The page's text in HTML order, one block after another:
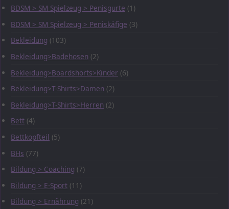
BDSM > SM Spielzeug > Penisgurte (1)
BDSM > SM Spielzeug > Peniskäfige (3)
Bekleidung (103)
Bekleidung>Badehosen (2)
Bekleidung>Boardshorts>Kinder (6)
Bekleidung>T-Shirts>Damen (2)
Bekleidung>T-Shirts>Herren (2)
Bett (4)
Bettkopfteil (5)
BHs (77)
Bildung > Coaching (7)
Bildung > E-Sport (11)
Bildung > Ernährung (21)